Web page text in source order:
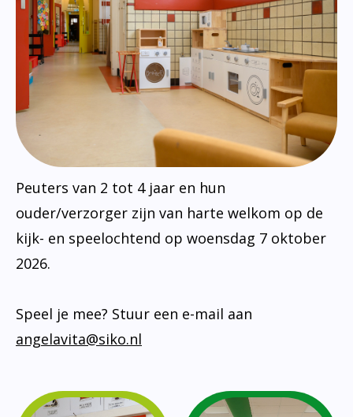
Peuters van 2 tot 4 jaar en hun
ouder/verzorger zijn van harte welkom op de
kijk- en speelochtend op woensdag 7 oktober
2026.
Speel je mee? Stuur een e-mail aan
angelavita@siko.nl